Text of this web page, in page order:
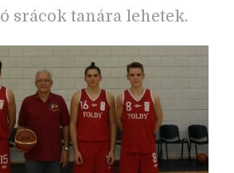
srácok tanára lehetek.